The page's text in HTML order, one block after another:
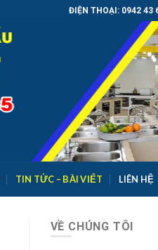
ĐIỆN THOẠI: 0942 43
TIN TỨC – BÀI VIẾT LIÊN HỆ
VỀ CHÚNG TÔI